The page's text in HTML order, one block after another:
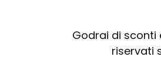
Godrai di sconti
riservati